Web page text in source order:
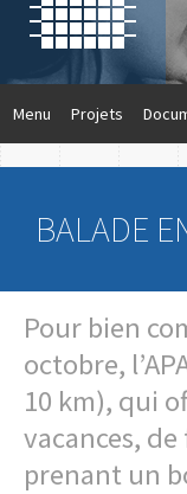
Menu Projets
BALADE
Pour bien
octobre,
10 km), qui
vacances,
prenant un